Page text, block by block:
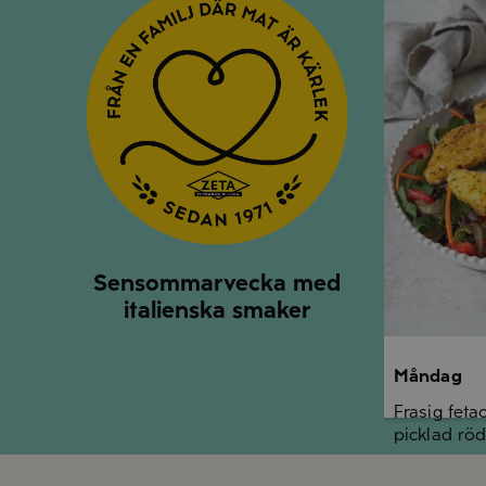
Sensommarvecka med
italienska smaker
Måndag
Frasig
picklad